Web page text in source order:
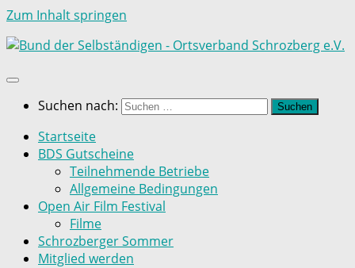
Zum Inhalt springen
Suchen nach:
Startseite
BDS Gutscheine
Teilnehmende Betriebe
Allgemeine Bedingungen
Open Air Film Festival
Filme
Schrozberger Sommer
Mitglied werden